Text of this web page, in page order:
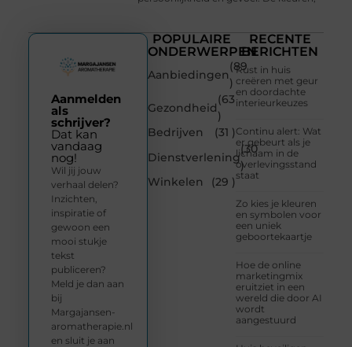
POPULAIRE
ONDERWERPEN
Aanbiedingen
(89
)
Gezondheid
(63
)
Bedrijven
(31 )
Dienstverlening
(30
)
Winkelen
(29 )
RECENTE
BERICHTEN
Rust in huis
creëren met geur
en doordachte
interieurkeuzes
Continu alert: Wat
er gebeurt als je
lichaam in de
overlevingsstand
staat
Zo kies je kleuren
en symbolen voor
een uniek
geboortekaartje
Hoe de online
marketingmix
eruitziet in een
wereld die door AI
wordt
aangestuurd
Aanmelden
als
schrijver?
Dat kan
vandaag
nog!
Wil jij jouw
verhaal delen?
Inzichten,
inspiratie of
gewoon een
mooi stukje
tekst
publiceren?
Meld je dan aan
bij
Margajansen-
aromatherapie.nl
en sluit je aan